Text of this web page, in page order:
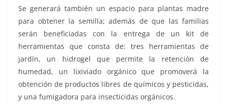
Se generará también un espacio para plantas madre
para obtener la semilla; además de que las familias
serán beneficiadas con la entrega de un kit de
herramientas que consta de: tres herramientas de
jardín, un hidrogel que permite la retención de
humedad, un lixiviado orgánico que promoverá la
obtención de productos libres de químicos y pesticidas,
y una fumigadora para insecticidas orgánicos.